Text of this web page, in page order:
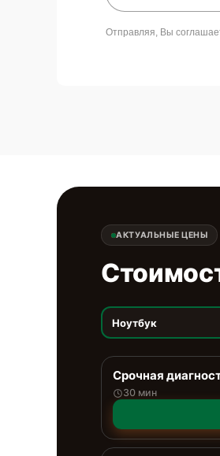
Отправляя, Вы
АКТУАЛЬНЫЕ ЦЕНЫ
Ноутбук
Срочная
30 мин